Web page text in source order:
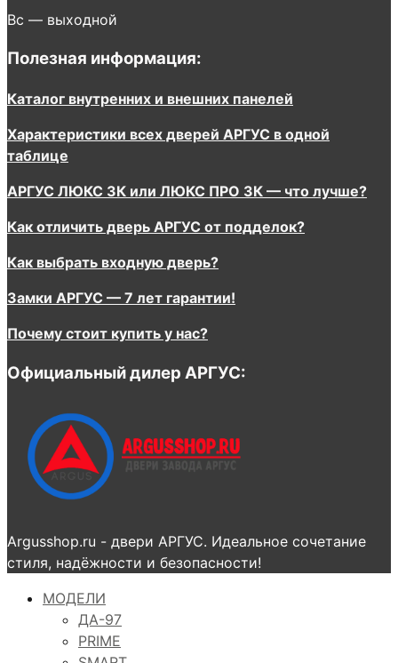
Вс — выходной
Полезная информация:
Каталог внутренних и внешних панелей
Характеристики всех дверей АРГУС в одной
таблице
АРГУС ЛЮКС 3К или ЛЮКС ПРО 3К — что лучше?
Как отличить дверь АРГУС от подделок?
Как выбрать входную дверь?
Замки АРГУС — 7 лет гарантии!
Почему стоит купить у нас?
Официальный дилер АРГУС:
Argusshop.ru - двери АРГУС. Идеальное сочетание
стиля, надёжности и безопасности!
МОДЕЛИ
ДА-97
PRIME